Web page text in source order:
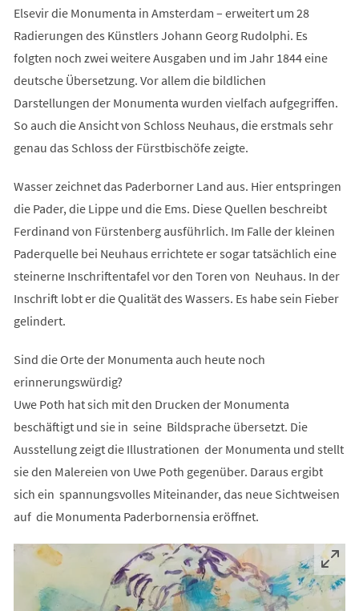
Elsevir die Monumenta in Amsterdam – erweitert um 28
Radierungen des Künstlers Johann Georg Rudolphi. Es
folgten noch zwei weitere Ausgaben und im Jahr 1844 eine
deutsche Übersetzung. Vor allem die bildlichen
Darstellungen der Monumenta wurden vielfach aufgegriffen.
So auch die Ansicht von Schloss Neuhaus, die erstmals sehr
genau das Schloss der Fürstbischöfe zeigte.
Wasser zeichnet das Paderborner Land aus. Hier entspringen
die Pader, die Lippe und die Ems. Diese Quellen beschreibt
Ferdinand von Fürstenberg ausführlich. Im Falle der kleinen
Paderquelle bei Neuhaus errichtete er sogar tatsächlich eine
steinerne Inschriftentafel vor den Toren von Neuhaus. In der
Inschrift lobt er die Qualität des Wassers. Es habe sein Fieber
gelindert.
Sind die Orte der Monumenta auch heute noch
erinnerungswürdig?
Uwe Poth hat sich mit den Drucken der Monumenta
beschäftigt und sie in seine Bildsprache übersetzt. Die
Ausstellung zeigt die Illustrationen der Monumenta und stellt
sie den Malereien von Uwe Poth gegenüber. Daraus ergibt
sich ein spannungsvolles Miteinander, das neue Sichtweisen
auf die Monumenta Paderbornensia eröffnet.